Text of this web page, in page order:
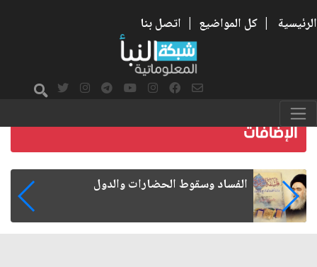
الرئيسية | كل المواضيع | اتصل بنا
رواتب الموظفين على صفيح ساخن